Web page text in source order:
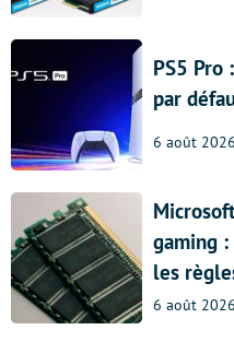
PS5 Pro
par
6 août
gaming :
les
6 août